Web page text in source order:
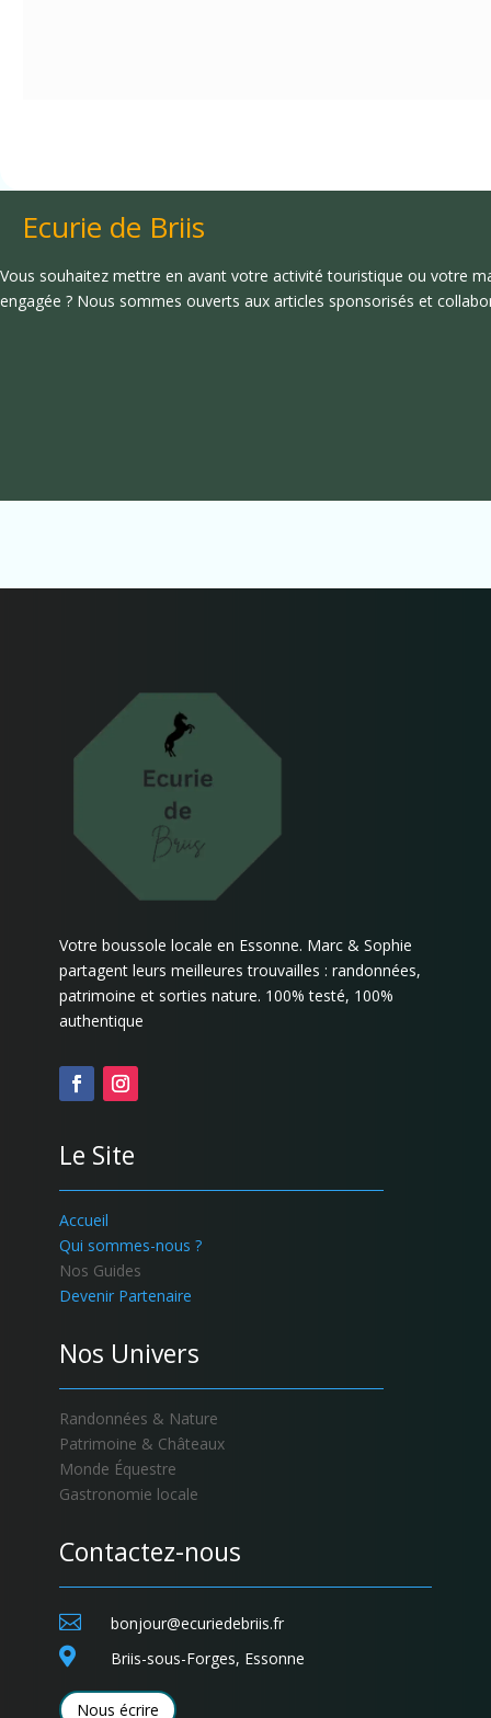
Ecurie de Briis
Vous souhaitez mettre en avant votre activité touristique ou votre
engagée ? Nous sommes ouverts aux articles sponsorisés et
Votre boussole locale en Essonne. Marc & Sophie
partagent leurs meilleures trouvailles : randonnées,
patrimoine et sorties nature. 100% testé, 100%
authentique
Le Site
Accueil
Qui sommes-nous ?
Nos Guides
Devenir Partenaire
Nos Univers
Randonnées & Nature
Patrimoine & Châteaux
Monde Équestre
Gastronomie locale
Contactez-nous
 bonjour@ecuriedebriis.fr
 Briis-sous-Forges, Essonne
Nous écrire